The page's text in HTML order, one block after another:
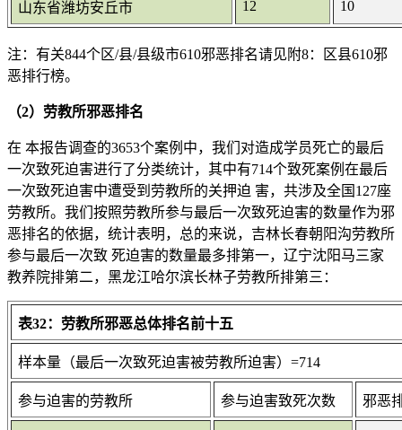
山东省潍坊安丘市 12 10
注：有关844个区/县/县级市610邪恶排名请见附8：区县610邪
恶排行榜。
（2）劳教所邪恶排名
在 本报告调查的3653个案例中，我们对造成学员死亡的最后
一次致死迫害进行了分类统计，其中有714个致死案例在最后
一次致死迫害中遭受到劳教所的关押迫 害，共涉及全国127座
劳教所。我们按照劳教所参与最后一次致死迫害的数量作为邪
恶排名的依据，统计表明，总的来说，吉林长春朝阳沟劳教所
参与最后一次致 死迫害的数量最多排第一，辽宁沈阳马三家
教养院排第二，黑龙江哈尔滨长林子劳教所排第三：
表32：劳教所邪恶总体排名前十五
样本量（最后一次致死迫害被劳教所迫害）=714
参与迫害的劳教所 参与迫害致死次数 邪恶